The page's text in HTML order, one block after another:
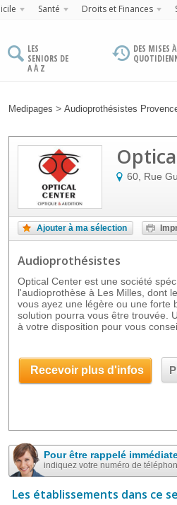
Santé Droits et Finances
LES
SENIORS DE
A À Z
DES MISES
Medipages > Audioprothésistes
60, Rue
Ajouter à ma sélection
Audioprothésistes
Optical Center est une société
l'audioprothèse à Les Milles, dont
vous ayez une légère ou une forte
solution pourra vous être trouvée.
à votre disposition pour vous
Recevoir plus d'infos
Pour être rappelé
indiquez votre numéro de
Les établissements dans ce